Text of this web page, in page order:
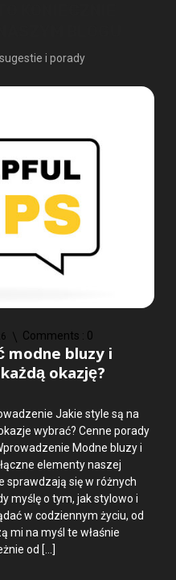
i porady
Comments : 0
modne bluzy i
okazję?
Jakie style są na
wybrać? Cenne porady
Modne bluzy i
elementy naszej
sprawdzają się w różnych
myślę o tym, jak stylowo i
w codziennym życiu, od
mi na myśl te właśnie
od […]